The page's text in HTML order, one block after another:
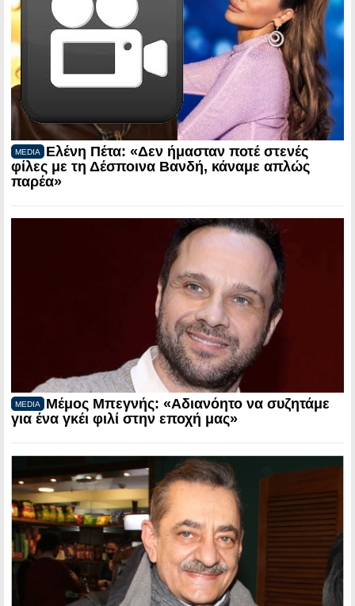
MEDIA
Ελένη Πέτα: «Δεν ήμασταν ποτέ στενές
φίλες με τη Δέσποινα Βανδή, κάναμε απλώς
παρέα»
MEDIA
Μέμος Μπεγνής: «Αδιανόητο να συζητάμε
για ένα γκέι φιλί στην εποχή μας»